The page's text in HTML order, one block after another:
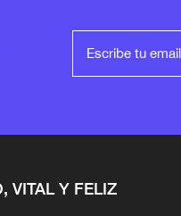
VITAL Y FELIZ